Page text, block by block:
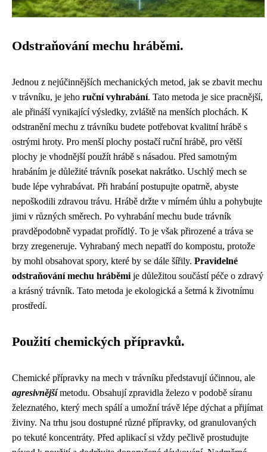
Odstraňování mechu hráběmi.
Jednou z nejúčinnějších mechanických metod, jak se zbavit mechu
v trávníku, je jeho ruční vyhrabání. Tato metoda je sice pracnější,
ale přináší vynikající výsledky, zvláště na menších plochách. K
odstranění mechu z trávníku budete potřebovat kvalitní hrábě s
ostrými hroty. Pro menší plochy postačí ruční hrábě, pro větší
plochy je vhodnější použít hrábě s násadou. Před samotným
hrabáním je důležité trávník posekat nakrátko. Uschlý mech se
bude lépe vyhrabávat. Při hrabání postupujte opatrně, abyste
nepoškodili zdravou trávu. Hrábě držte v mírném úhlu a pohybujte
jimi v různých směrech. Po vyhrabání mechu bude trávník
pravděpodobně vypadat prořídlý. To je však přirozené a tráva se
brzy zregeneruje. Vyhrabaný mech nepatří do kompostu, protože
by mohl obsahovat spory, které by se dále šířily. Pravidelné
odstraňování mechu hráběmi je důležitou součástí péče o zdravý
a krásný trávník. Tato metoda je ekologická a šetrná k životnímu
prostředí.
Použití chemických přípravků.
Chemické přípravky na mech v trávníku představují účinnou, ale
agresivnějšímetodu. Obsahují zpravidla železo v podobě síranu
železnatého, který mech spálí a umožní trávě lépe dýchat a přijímat
živiny. Na trhu jsou dostupné různé přípravky, od granulovaných
po tekuté koncentráty. Před aplikací si vždy pečlivě prostudujte